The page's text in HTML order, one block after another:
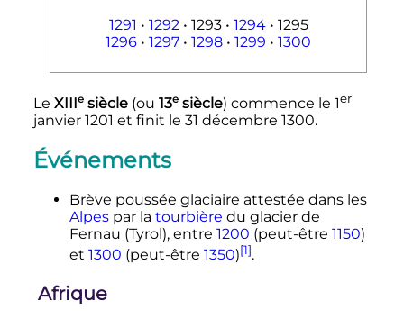
1291 • 1292 • 1293 • 1294• 1295
1296 •1297 •1298 •1299 •1300
Le XIIIe siècle(ou 13e siècle) commence le 1er
janvier 1201 et finit le 31 décembre 1300.
Événements
Brève poussée glaciaire attestée dans les
Alpespar la tourbière du glacier de
Fernau (Tyrol), entre 1200 (peut-être 1150)
et 1300 (peut-être 1350)[1].
Afrique